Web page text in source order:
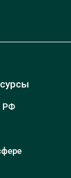
РФ